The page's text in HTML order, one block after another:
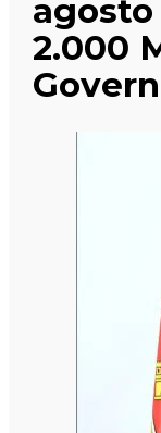
2.000